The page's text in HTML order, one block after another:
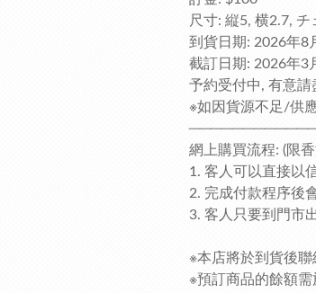
尺寸: 縦5, 横2.7,
到貨日期: 2026年8
截訂日期: 2026年3
予約受付中, 有意請
※如因貨源不足/供
網上購買流程: (限
1. 客人可以直接以
2. 完成付款程序後
3. 客人只要到門市
※本店將於到貨後
※預訂商品的餘額